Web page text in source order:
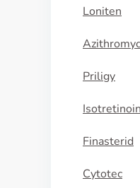
Loniten
Priligy
Isotretinoin
Finasterid
Cytotec